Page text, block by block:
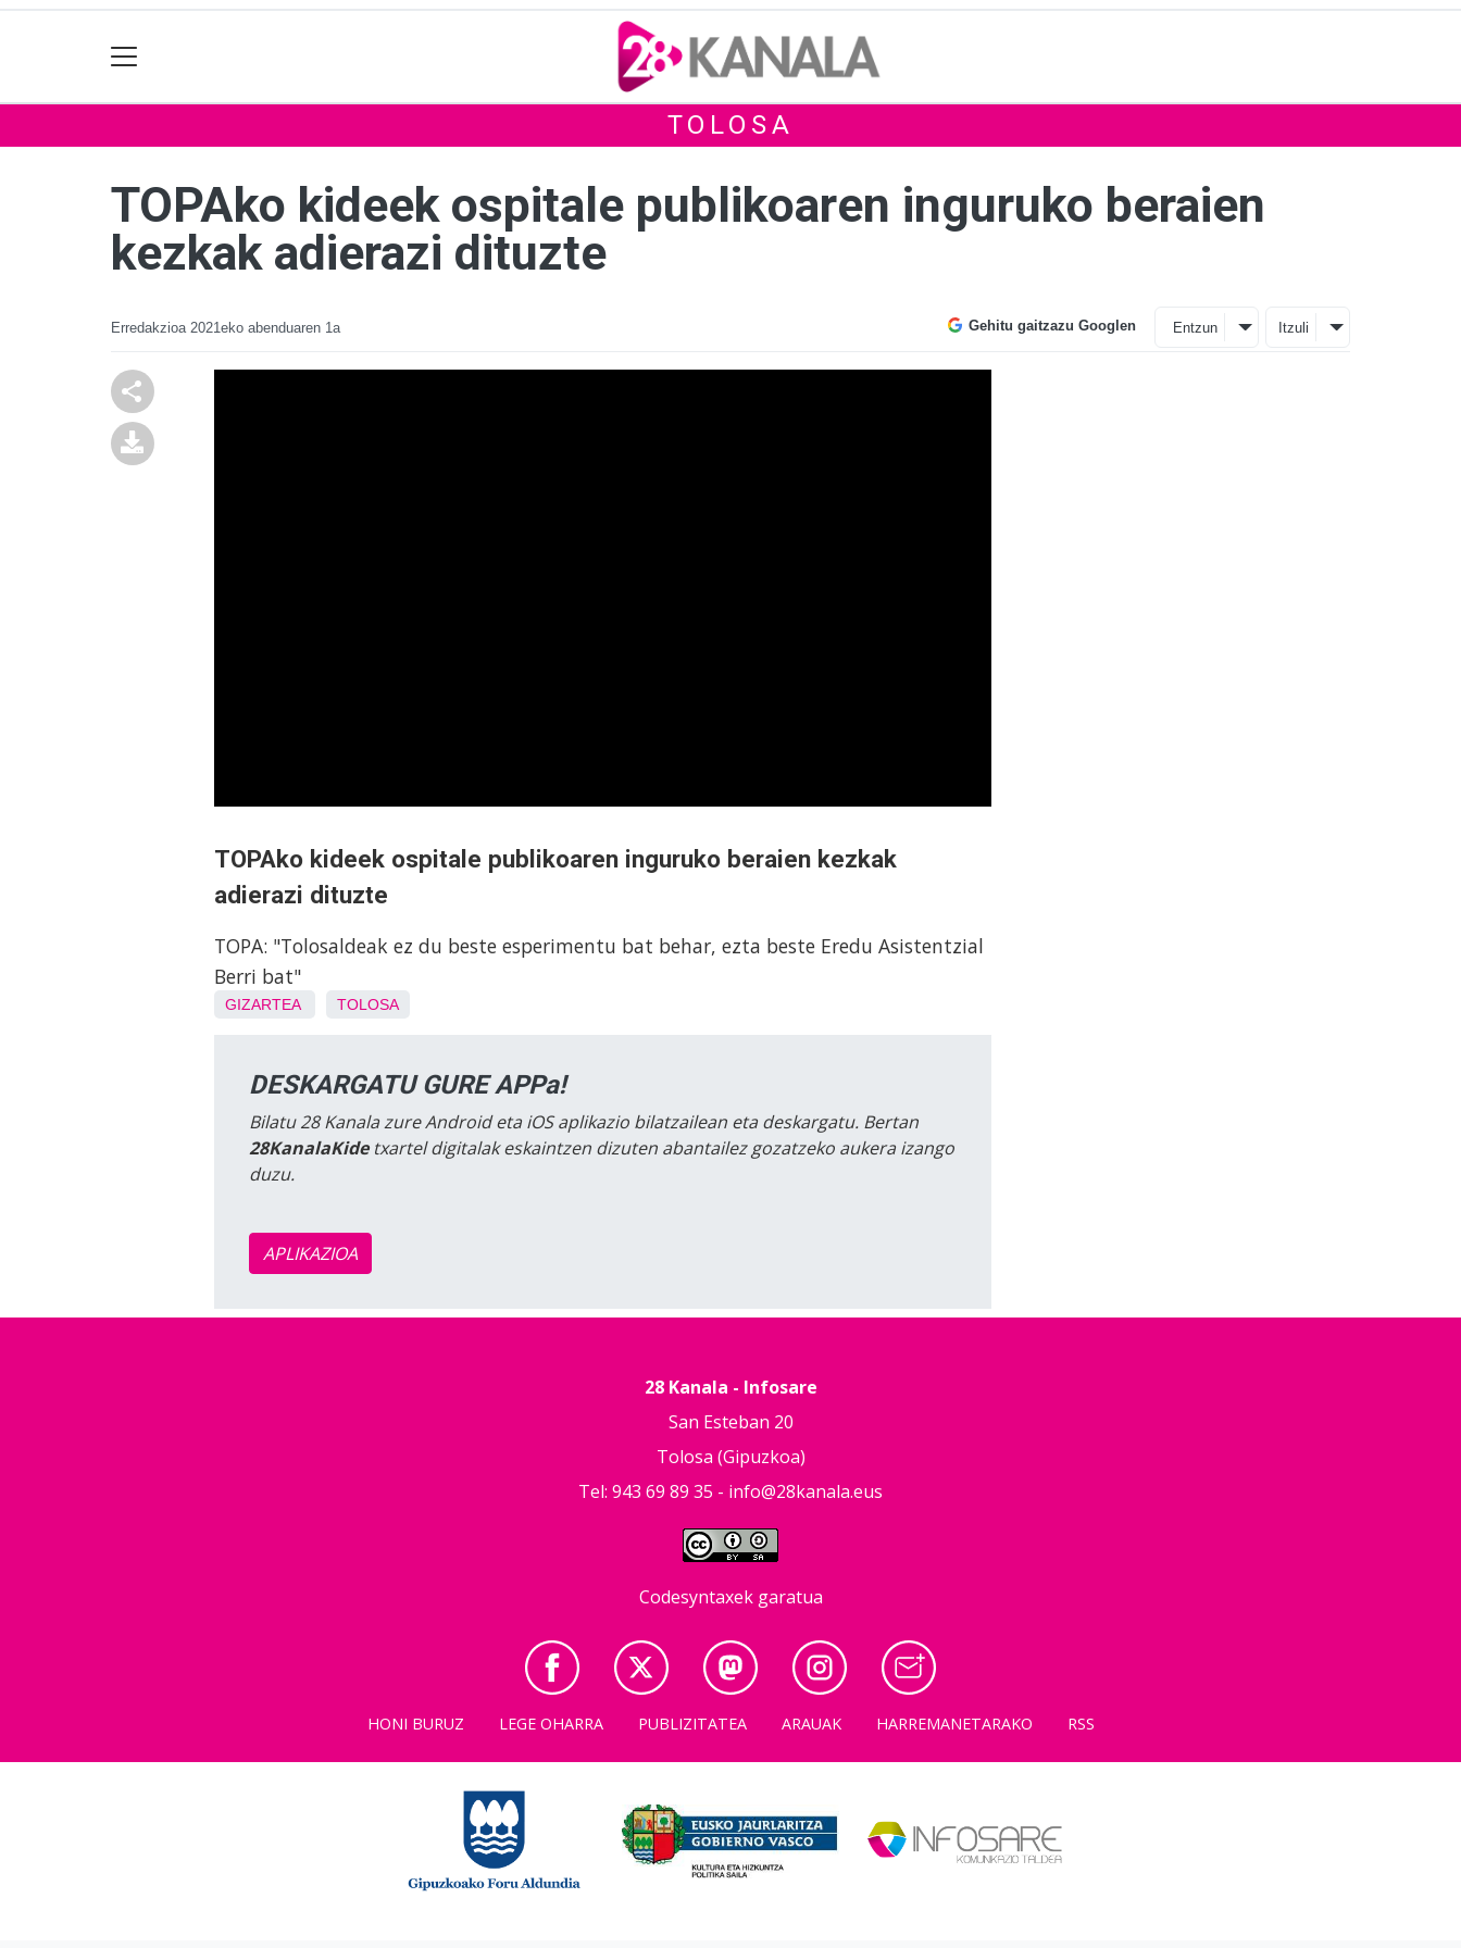
TOLOSA
TOPAko kideek ospitale publikoaren inguruko beraien
kezkak adierazi dituzte
Erredakzioa 2021eko abenduaren 1a Gehitu gaitzazu Googlen Entzun Itzuli
TOPAko kideek ospitale publikoaren inguruko beraien kezkak
adierazi dituzte
TOPA: "Tolosaldeak ez du beste esperimentu bat behar, ezta beste Eredu Asistentzial
Berri bat"
GIZARTEA TOLOSA
DESKARGATU GURE APPa!
Bilatu 28 Kanala zure Android eta iOS aplikazio bilatzailean eta deskargatu. Bertan
28KanalaKidetxartel digitalak eskaintzen dizuten abantailez gozatzeko aukera izango
duzu.
APLIKAZIOA
28 Kanala - Infosare
San Esteban 20
Tolosa (Gipuzkoa)
Tel: 943 69 89 35 - info@28kanala.eus
Codesyntaxek garatua
HONI BURUZ LEGE OHARRA PUBLIZITATEA ARAUAK HARREMANETARAKO RSS